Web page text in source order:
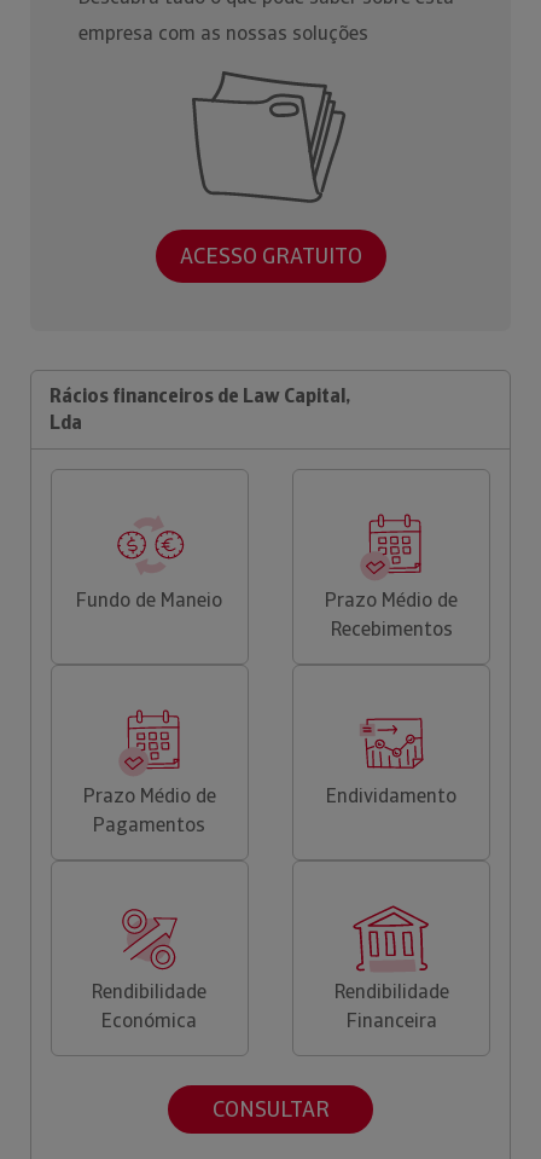
empresa com as nossas soluções
ACESSO GRATUITO
Rácios financeiros de Law Capital,
Lda
Fundo de Maneio
Prazo Médio de
Recebimentos
Prazo Médio de
Pagamentos
Endividamento
Rendibilidade
Económica
Rendibilidade
Financeira
CONSULTAR